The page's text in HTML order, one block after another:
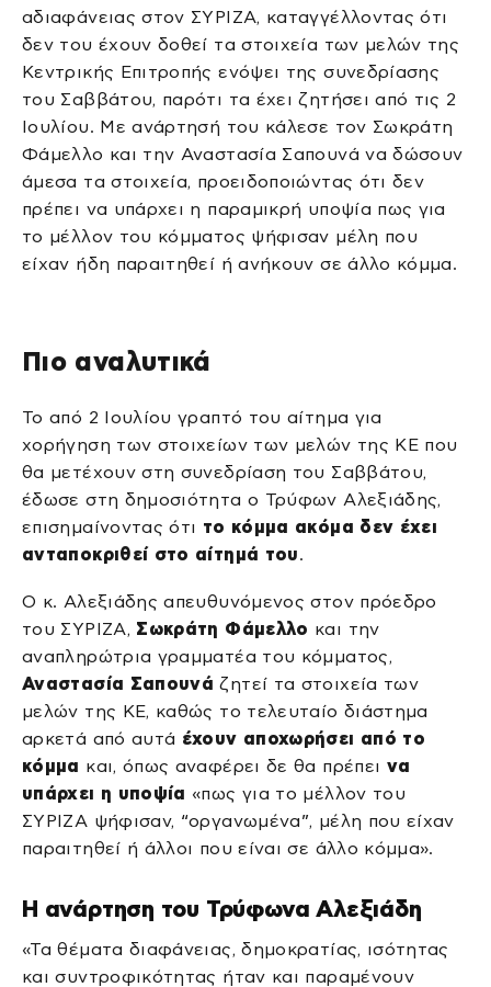
αδιαφάνειας στον ΣΥΡΙΖΑ, καταγγέλλοντας ότι
δεν του έχουν δοθεί τα στοιχεία των μελών της
Κεντρικής Επιτροπής ενόψει της συνεδρίασης
του Σαββάτου, παρότι τα έχει ζητήσει από τις 2
Ιουλίου. Με ανάρτησή του κάλεσε τον Σωκράτη
Φάμελλο και την Αναστασία Σαπουνά να δώσουν
άμεσα τα στοιχεία, προειδοποιώντας ότι δεν
πρέπει να υπάρχει η παραμικρή υποψία πως για
το μέλλον του κόμματος ψήφισαν μέλη που
είχαν ήδη παραιτηθεί ή ανήκουν σε άλλο κόμμα.
Πιο αναλυτικά
Το από 2 Ιουλίου γραπτό του αίτημα για
χορήγηση των στοιχείων των μελών της ΚΕ που
θα μετέχουν στη συνεδρίαση του Σαββάτου,
έδωσε στη δημοσιότητα ο Τρύφων Αλεξιάδης,
επισημαίνοντας ότι το κόμμα ακόμα δεν έχει
ανταποκριθεί στο αίτημά του.
Ο κ. Αλεξιάδης απευθυνόμενος στον πρόεδρο
του ΣΥΡΙΖΑ, Σωκράτη Φάμελλο και την
αναπληρώτρια γραμματέα του κόμματος,
Αναστασία Σαπουνά ζητεί τα στοιχεία των
μελών της ΚΕ, καθώς το τελευταίο διάστημα
αρκετά από αυτά έχουν αποχωρήσει από το
κόμμα και, όπως αναφέρει δε θα πρέπει να
υπάρχει η υποψία «πως για το μέλλον του
ΣΥΡΙΖΑ ψήφισαν, “οργανωμένα”, μέλη που είχαν
παραιτηθεί ή άλλοι που είναι σε άλλο κόμμα».
Η ανάρτηση του Τρύφωνα Αλεξιάδη
«Τα θέματα διαφάνειας, δημοκρατίας, ισότητας
και συντροφικότητας ήταν και παραμένουν